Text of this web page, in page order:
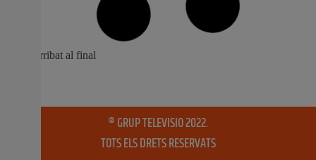
Data i horari: dimecres 8 d’octubre, fins a prop de les
03:00 hores. Esdeveniments principals: espectacle
pirotècnic al Pont de Monteolivete a les 23:59 h i
No hi ha comentaris